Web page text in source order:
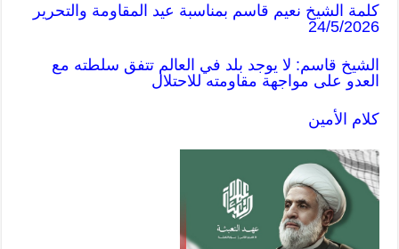
كلمة الشيخ نعيم قاسم بمناسبة عيد المقاومة والتحرير
24/5/2026
الشيخ قاسم: لا يوجد بلد في العالم تتفق سلطته مع
العدو على مواجهة مقاومته للاحتلال
كلام الأمين